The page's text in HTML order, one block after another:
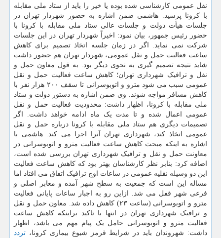
نقل عمومی کارشناسی شده بوده یا خیر را باید از ستاد ملی مقابله
با کرونا پرسید. هاشمی ضمن اشاره به حضور شهردار تهران در
جلسات هیأت دولت و جلسات عالی ستاد ملی مقابله با کرونا با
حضور رئیس جمهور، بیان نمود: اخیراً شهردار تهران در این جلسات
شرکت نمی نماید. اگر در زمان جلسه اتخاذ تصمیم برای کاهش
ساعت فعالیت حمل و نقل عمومی، شهردار تهران هم حضور داشت
شاید نتیجه تصمیم گیری به نحوی دیگر بود. به قول معاون حمل و
نقل و ترافیک شهرداری تهران؛ کاهش ساعت فعالیت حمل و نقل
عمومی سبب می شود مترو و اتوبوسرانی تا سقف ۲۰۰ هزار نفر با
کاهش مسافر مواجه شوند. وی ضمن اشاره به دستور دولت و ستاد
ملی مقابله با کرونا، اظهار داشت: محدودیت فعالیت حمل و نقل
عمومی اعمال شده و تا مدت یک ماه ادامه خواهد داشت. اگر
تصمیمات دیگری هم ستاد ملی مقابله با کرونا درباره حمل و نقل
عمومی اتخاذ کند، شهرداری تهران آنرا اجرا می کند. هاشمی با
اشاره به اینکه مبحث کاهش ساعت فعالیت مترو و اتوبوسرانی در
معاونت حمل و نقل و ترافیک شهرداری تهران بررسی شده است،
اضافه کرد: بنابر نظر کارشناسان بهتر بود که کاهش ساعت فعالیت
این دو وسیله نقلیه عمومی در ساعات اوج ترافیک اتفاق می افتاد اما
مساله این است که جمعیت به سطح شهر آمده و معابر اصلی و
فرعی شهر قفل می شد. ازاین رو به اجبار ساعات پایانی فعالیت
مترو و اتوبوسرانی (ساعت ۲۳) کاهش داده شد. معاون حمل و نقل
و ترافیک شهرداری تهران در انتها با تاکید براینکه کاهش ساعت
فعالیت مترو و اتوبوسرانی حامل یک پیام مهم می باشد، اظهار
داشت: شهروندان باید در شرایط قرمز شیوع بیماری کرونا، تردد